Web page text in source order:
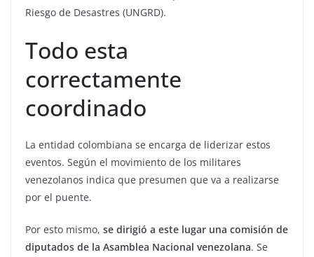
Riesgo de Desastres (UNGRD).
Todo esta
correctamente
coordinado
La entidad colombiana se encarga de liderizar estos
eventos. Según el movimiento de los militares
venezolanos indica que presumen que va a realizarse
por el puente.
Por esto mismo, se dirigió a este lugar una comisión de
diputados de la Asamblea Nacional venezolana. Se